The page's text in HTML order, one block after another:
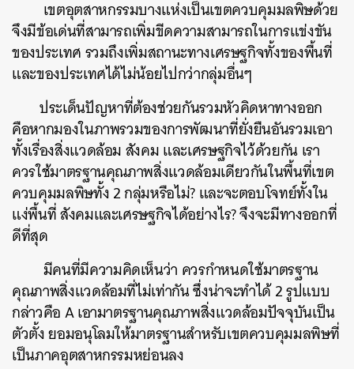
เขตอุตสาหกรรมบางแห่งเป็นเขตควบคุมมลพิษด้วย
จึงมีข้อเด่นที่สามารถเพิ่มขีดความสามารถในการแข่งขัน
ของประเทศ รวมถึงเพิ่มสถานะทางเศรษฐกิจทั้งของพื้นที่
และของประเทศได้ไม่น้อยไปกว่ากลุ่มอื่นๆ
ประเด็นปัญหาที่ต้องช่วยกันรวมหัวคิดหาทางออก
คือหากมองในภาพรวมของการพัฒนาที่ยั่งยืนอันรวมเอา
ทั้งเรื่องสิ่งแวดล้อม สังคม และเศรษฐกิจไว้ด้วยกัน เรา
ควรใช้มาตรฐานคุณภาพสิ่งแวดล้อมเดียวกันในพื้นที่เขต
ควบคุมมลพิษทั้ง 2 กลุ่มหรือไม่? และจะตอบโจทย์ทั้งใน
แง่พื้นที่ สังคมและเศรษฐกิจได้อย่างไร? จึงจะมีทางออกที่
ดีที่สุด
มีคนที่มีความคิดเห็นว่า ควรกำหนดใช้มาตรฐาน
คุณภาพสิ่งแวดล้อมที่ไม่เท่ากัน ซึ่งน่าจะทำได้ 2 รูปแบบ
กล่าวคือ A เอามาตรฐานคุณภาพสิ่งแวดล้อมปัจจุบันเป็น
ตัวตั้ง ยอมอนุโลมให้มาตรฐานสำหรับเขตควบคุมมลพิษที่
เป็นภาคอุตสาหกรรมหย่อนลง
ค้นหา
SHARE TWEET LINE EMAIL